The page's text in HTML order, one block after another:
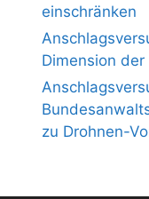
einschränken
Dimension
zu Drohnen-